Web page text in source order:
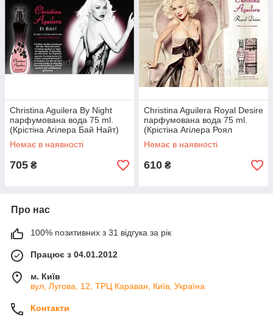
Christina Aguilera By Night
парфумована вода 75 ml.
(Крістіна Агілера Бай Найт)
Немає в наявності
705 ₴
Christina Aguilera Royal Desire
парфумована вода 75 ml.
(Крістіна Агілера Роял
Дезайр)
Немає в наявності
610 ₴
Про нас
100% позитивних з 31 відгука за рік
Працює з 04.01.2012
м. Київ
вул, Лугова, 12, ТРЦ Караван, Київ, Україна
Контакти